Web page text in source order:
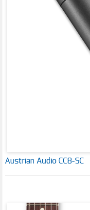
Austrian Audio CC8-SC